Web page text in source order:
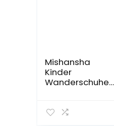
Mishansha
Kinder
Wanderschuhe
Wanderstiefel